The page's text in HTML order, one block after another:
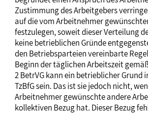
Zustimmung des Arbeitgebers
auf die vom Arbeitnehmer
festzulegen, soweit dieser Verteilung
keine betrieblichen Gründe
den Betriebsparteien vereinbarte
Beginn der täglichen Arbeitszeit
2 BetrVG kann ein betrieblicher Grund
TzBfG sein. Das ist sie jedoch nicht,
Arbeitnehmer gewünschte andere
kollektiven Bezug hat. Dieser Bezug